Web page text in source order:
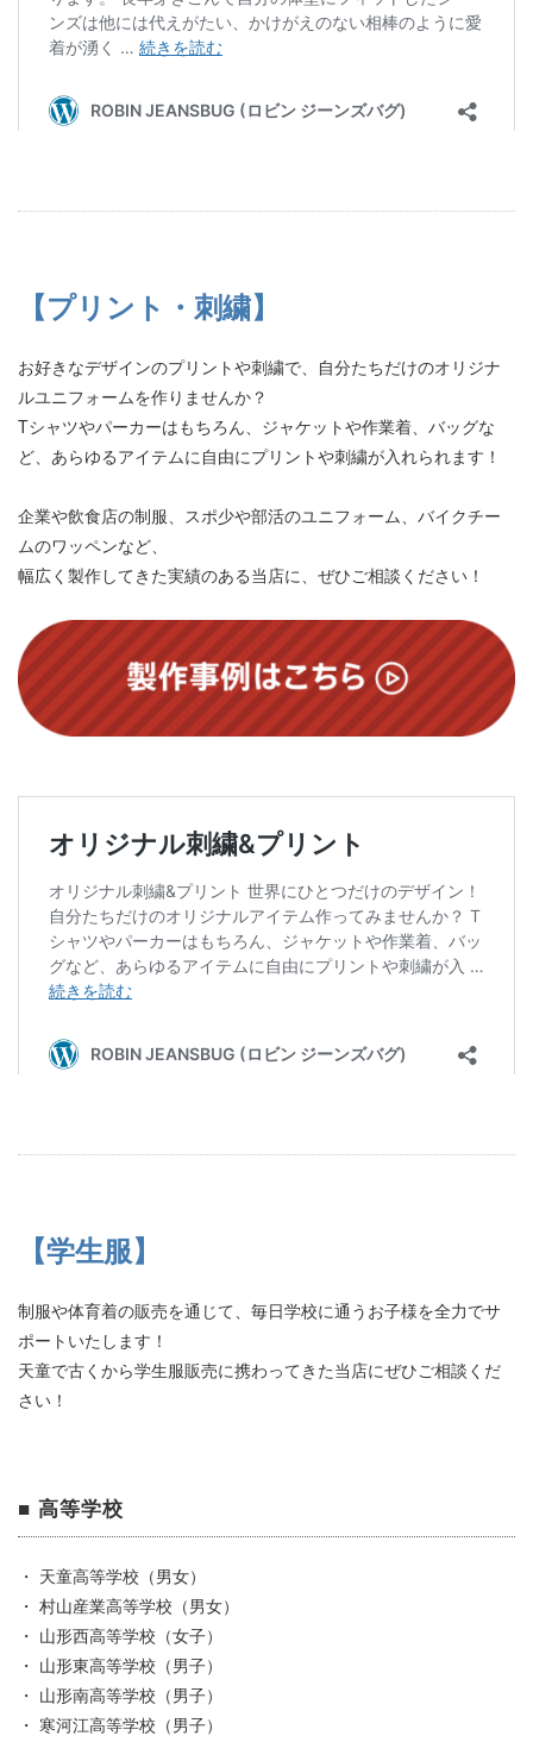
【プリント・刺繍】
お好きなデザインのプリントや刺繍で、自分たちだけのオリジナ
ルユニフォームを作りませんか？
Tシャツやパーカーはもちろん、ジャケットや作業着、バッグな
ど、あらゆるアイテムに自由にプリントや刺繍が入れられます！
企業や飲食店の制服、スポ少や部活のユニフォーム、バイクチー
ムのワッペンなど、
幅広く製作してきた実績のある当店に、ぜひご相談ください！
【学生服】
制服や体育着の販売を通じて、毎日学校に通うお子様を全力でサ
ポートいたします！
天童で古くから学生服販売に携わってきた当店にぜひご相談くだ
さい！
■ 高等学校
・ 天童高等学校（男女）
・ 村山産業高等学校（男女）
・ 山形西高等学校（女子）
・ 山形東高等学校（男子）
・ 山形南高等学校（男子）
・ 寒河江高等学校（男子）